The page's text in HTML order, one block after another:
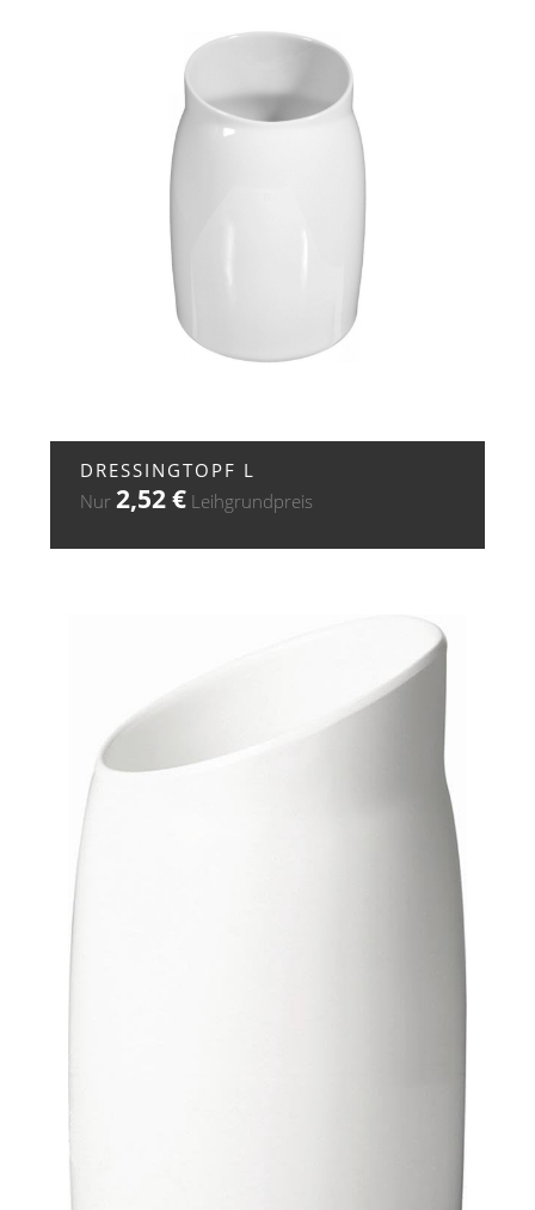
DRESSINGTOPF L
Nur2,52€ Leihgrundpreis